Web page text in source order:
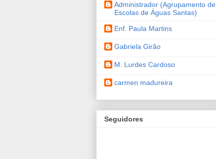
Administrador (Agrupamento de
Escolas de Águas Santas)
Enf. Paula Martins
Gabriela Girão
M. Lurdes Cardoso
carmen madureira
Seguidores